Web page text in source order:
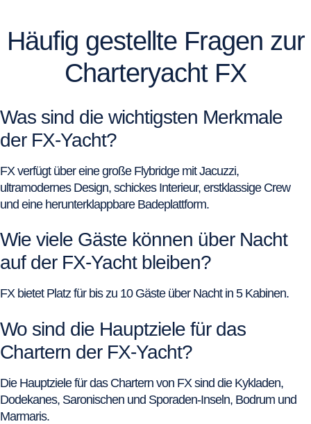
Häufig gestellte Fragen zur
Charteryacht FX
Was sind die wichtigsten Merkmale
der FX-Yacht?
FX verfügt über eine große Flybridge mit Jacuzzi,
ultramodernes Design, schickes Interieur, erstklassige Crew
und eine herunterklappbare Badeplattform.
Wie viele Gäste können über Nacht
auf der FX-Yacht bleiben?
FX bietet Platz für bis zu 10 Gäste über Nacht in 5 Kabinen.
Wo sind die Hauptziele für das
Chartern der FX-Yacht?
Die Hauptziele für das Chartern von FX sind die Kykladen,
Dodekanes, Saronischen und Sporaden-Inseln, Bodrum und
Marmaris.